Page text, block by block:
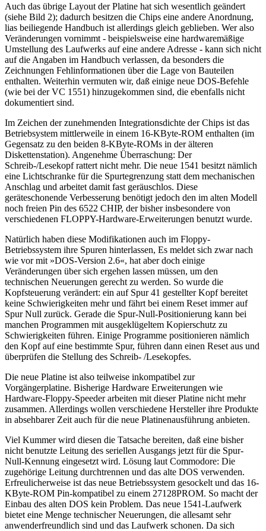
Auch das übrige Layout der Platine hat sich wesentlich geändert
(siehe Bild 2); dadurch besitzen die Chips eine andere Anordnung,
lias beiliegende Handbuch ist allerdings gleich geblieben. Wer also
Veränderungen vornimmt - beispielsweise eine hardwaremäßige
Umstellung des Laufwerks auf eine andere Adresse - kann sich nicht
auf die Angaben im Handbuch verlassen, da besonders die
Zeichnungen Fehlinformationen über die Lage von Bauteilen
enthalten. Weiterhin vermuten wir, daß einige neue DOS-Befehle
(wie bei der VC 1551) hinzugekommen sind, die ebenfalls nicht
dokumentiert sind.
Im Zeichen der zunehmenden Integrationsdichte der Chips ist das
Betriebsystem mittlerweile in einem 16-KByte-ROM enthalten (im
Gegensatz zu den beiden 8-KByte-ROMs in der älteren
Diskettenstation). Angenehme Überraschung: Der
Schreib-/Lesekopf rattert nicht mehr. Die neue 1541 besitzt nämlich
eine Lichtschranke für die Spurtegrenzung statt dem mechanischen
Anschlag und arbeitet damit fast geräuschlos. Diese
geräteschonende Verbesserung benötigt jedoch den im alten Modell
noch freien Pin des 6522 CHIP, der bisher insbesondere von
verschiedenen FLOPPY-Hardware-Erweiterungen benutzt wurde.
Natürlich haben diese Modifikationen auch im Floppy-
Betriebssystem ihre Spuren hinterlassen, Es meldet sich zwar nach
wie vor mit »DOS-Version 2.6«, hat aber doch einige
Veränderungen über sich ergehen lassen müssen, um den
technischen Neuerungen gerecht zu werden. So wurde die
Kopfsteuerung verändert: ein auf Spur 41 gestellter Kopf bereitet
keine Schwierigkeiten mehr und fährt bei einem Reset immer auf
Spur Null zurück. Gerade die Spur-Null-Positionierung kann bei
manchen Programmen mit ausgeklügeltem Kopierschutz zu
Schwierigkeiten führen. Einige Programme positionieren nämlich
den Kopf auf eine bestimmte Spur, führen dann einen Reset aus und
überprüfen die Stellung des Schreib- /Lesekopfes.
Die neue Platine ist also teilweise inkompatibel zur
Vorgängerplatine. Bisherige Hardware Erweiterungen wie
Hardware-Floppy-Speeder arbeiten mit dieser Platine nicht mehr
zusammen. Allerdings wollen verschiedene Hersteller ihre Produkte
in absehbarer Zeit auch für die neue Platinenausführung anbieten.
Viel Kummer wird diesen die Tatsache bereiten, daß eine bisher
nicht benutzte Leitung des seriellen Ausgangs jetzt für die Spur-
Null-Kennung eingesetzt wird. Lösung laut Commodore: Die
zugehörige Leitung durchtrennen und das alte DOS verwenden.
Erfreulicherweise ist das neue Betriebssystem gesockelt und das 16-
KByte-ROM Pin-kompatibel zu einem 27128PROM. So macht der
Einbau des alten DOS kein Problem. Das neue 1541-Laufwerk
bietet eine Menge technischer Neuerungen, die allesamt sehr
anwenderfreundlich sind und das Laufwerk schonen. Da sich